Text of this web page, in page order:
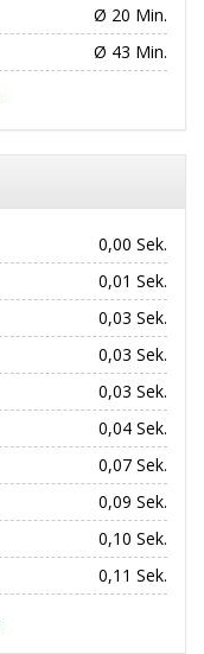
Ø 20 Min.
Ø 43 Min.
0,00 Sek.
0,01 Sek.
0,03 Sek.
0,03 Sek.
0,03 Sek.
0,04 Sek.
0,07 Sek.
0,09 Sek.
0,10 Sek.
0,11 Sek.